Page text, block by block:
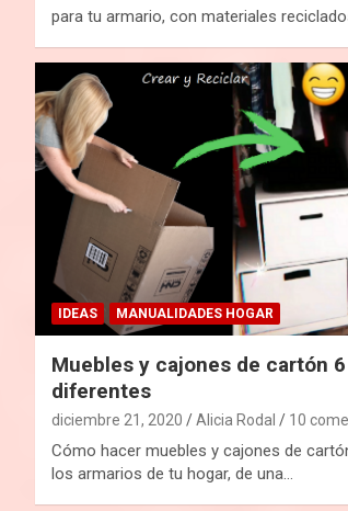
para tu armario, con materiales
IDEAS MANUALIDADES HOGAR
Muebles y cajones de cartón
diferentes
diciembre 21, 2020 Alicia Rodal 10
Cómo hacer muebles y cajones de
los armarios de tu hogar, de una…